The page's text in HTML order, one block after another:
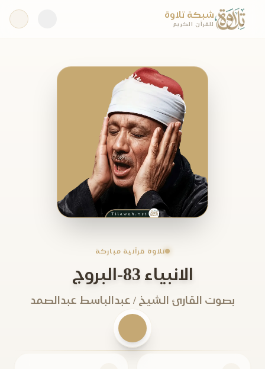
شبكة تلاوة
للقرآن الكريم
تلاوة قرآنية مباركة
الانبياء 83-البروج
بصوت القارئ الشيخ / عبدالباسط عبدالصمد